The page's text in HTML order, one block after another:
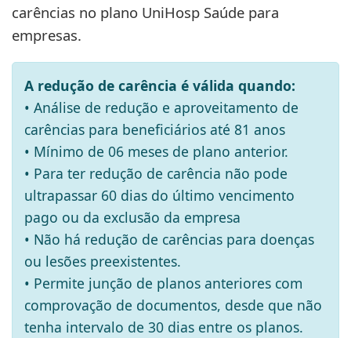
carências no plano UniHosp Saúde para
empresas.
A redução de carência é válida quando:
• Análise de redução e aproveitamento de
carências para beneficiários até 81 anos
• Mínimo de 06 meses de plano anterior.
• Para ter redução de carência não pode
ultrapassar 60 dias do último vencimento
pago ou da exclusão da empresa
• Não há redução de carências para doenças
ou lesões preexistentes.
• Permite junção de planos anteriores com
comprovação de documentos, desde que não
tenha intervalo de 30 dias entre os planos.